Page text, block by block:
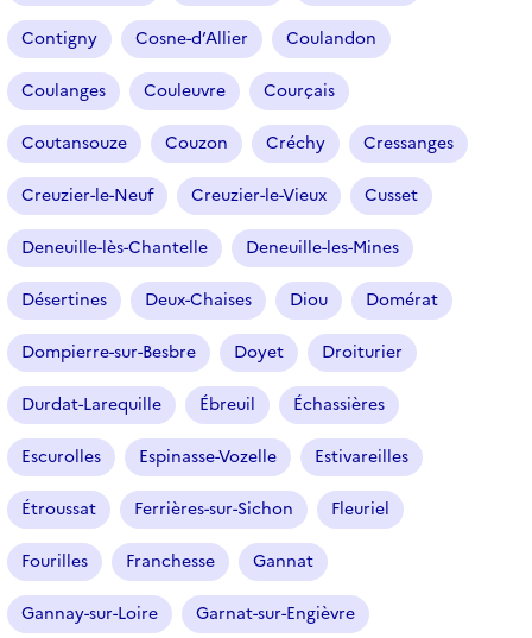
Contigny Cosne-d’Allier Coulandon
Coulanges Couleuvre Courçais
Coutansouze Couzon Créchy Cressanges
Creuzier-le-Neuf Creuzier-le-Vieux Cusset
Deneuille-lès-Chantelle Deneuille-les-Mines
Désertines Deux-Chaises Diou Domérat
Dompierre-sur-Besbre Doyet Droiturier
Durdat-Larequille Ébreuil Échassières
Escurolles Espinasse-Vozelle Estivareilles
Étroussat Ferrières-sur-Sichon Fleuriel
Fourilles Franchesse Gannat
Gannay-sur-Loire Garnat-sur-Engièvre